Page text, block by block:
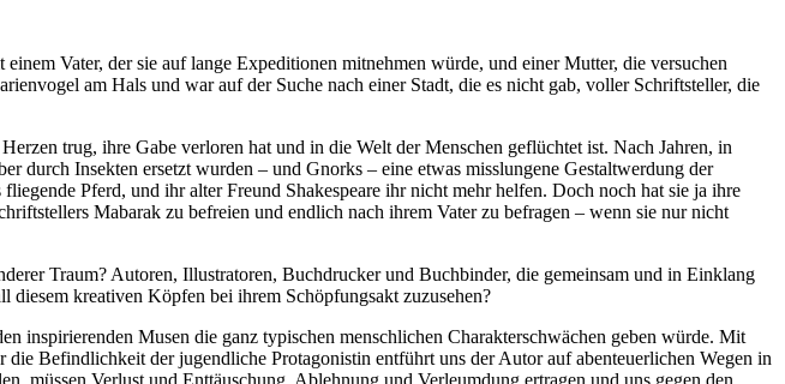
Vater, der sie auf lange Expeditionen mitnehmen würde, und einer Mutter, die versuchen
am Hals und war auf der Suche nach einer Stadt, die es nicht gab, voller Schriftsteller, die
trug, ihre Gabe verloren hat und in die Welt der Menschen geflüchtet ist. Nach Jahren, in
durch Insekten ersetzt wurden – und Gnorks – eine etwas misslungene Gestaltwerdung der
Pferd, und ihr alter Freund Shakespeare ihr nicht mehr helfen. Doch noch hat sie ja ihre
Mabarak zu befreien und endlich nach ihrem Vater zu befragen – wenn sie nur nicht
Traum? Autoren, Illustratoren, Buchdrucker und Buchbinder, die gemeinsam und in Einklang
diesem kreativen Köpfen bei ihrem Schöpfungsakt zuzusehen?
inspirierenden Musen die ganz typischen menschlichen Charakterschwächen geben würde. Mit
Befindlichkeit der jugendliche Protagonistin entführt uns der Autor auf abenteuerlichen Wegen in
müssen Verlust und Enttäuschung, Ablehnung und Verleumdung ertragen und uns gegen den